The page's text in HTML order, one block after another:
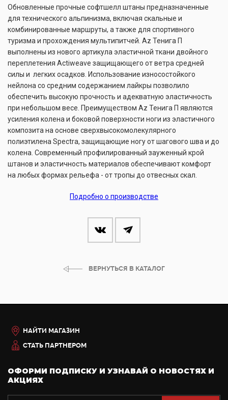
Обновленные прочные софтшелл штаны предназначенные
для технического альпинизма, включая скальные и
комбинированные маршруты, а также для спортивного
туризма и прохождения мультипитчей. Az Тенига П
выполнены из нового артикула эластичной ткани двойного
переплетения Actiweave защищающего от ветра средней
силы и легких осадков. Использование износостойкого
нейлона со средним содержанием лайкры позволило
обеспечить высокую прочность и адекватную эластичность
при небольшом весе. Преимуществом Az Тенига П являются
усиления колена и боковой поверхности ноги из эластичного
композита на основе сверхвысокомолекулярного
полиэтилена Spectra, защищающие ногу от шагового шва и до
колена. Современный профилированный зауженный крой
штанов и эластичность материалов обеспечивают комфорт
на любых формах рельефа - от тропы до отвесных скал.
Подробно о производстве
ВЕРНУТЬСЯ В КАТАЛОГ
НАЙТИ МАГАЗИН
СТАТЬ ПАРТНЕРОМ
ОФОРМИ ПОДПИСКУ И УЗНАВАЙ О НОВОСТЯХ И
АКЦИЯХ